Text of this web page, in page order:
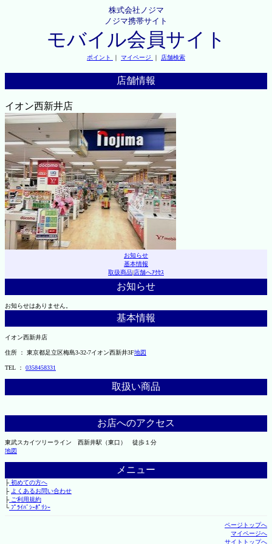
株式会社ノジマ
ノジマ携帯サイト
モバイル会員サイト
ポイント ｜ マイページ ｜ 店舗検索
店舗情報
イオン西新井店
お知らせ
基本情報
取扱商品|店舗へｱｸｾｽ
お知らせ
お知らせはありません。
基本情報
イオン西新井店
住所 ： 東京都足立区梅島3-32-7イオン西新井3F地図
TEL ： 0358458331
取扱い商品
お店へのアクセス
東武スカイツリーライン 西新井駅（東口） 徒歩１分
地図
メニュー
├初めての方へ
├ よくあるお問い合わせ
├ご利用規約
└ﾌﾟﾗｲﾊﾞｼｰﾎﾟﾘｼｰ
ページトップへ
マイページへ
サイトトップへ